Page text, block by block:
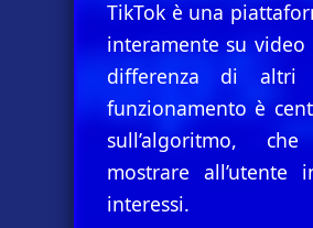
TikTok è una
interamente su
differenza di
funzionamento è
sull’algoritmo,
mostrare
interessi.